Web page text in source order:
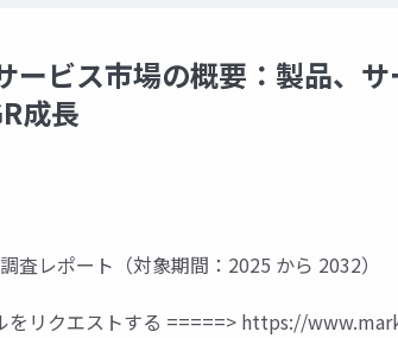
ービス市場の概要：製品、
成長
査レポート（対象期間：2025 から 2032）
をリクエストする =====> https://